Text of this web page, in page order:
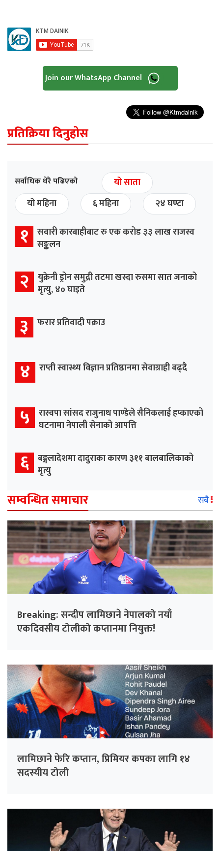
Join our WhatsApp Channel
प्रतिक्रिया दिनुहोस
सर्वाधिक धेरै पढिएको
यो साता
यो महिना
६ महिना २४ घण्टा
१
सवारी कारबाहीबाट रु एक करोड ३३ लाख राजस्व
सङ्कलन
२
युक्रेनी ड्रोन समुद्री तटमा खस्दा रुसमा सात जनाको
मृत्यु, ४० घाइते
३ फरार प्रतिवादी पक्राउ
४ राप्ती स्वास्थ्य विज्ञान प्रतिष्ठानमा सेवाग्राही बढ्दै
५
रास्वपा सांसद राजुनाथ पाण्डेले सैनिकलाई हप्काएको
घटनामा नेपाली सेनाको आपत्ति
६ बङ्गलादेशमा दादुराका कारण ३११ बालबालिकाको
मृत्यु
सम्वन्धित समाचार सबै
Breaking: सन्दीप लामिछाने नेपालको नयाँ
एकदिवसीय टोलीको कप्तानमा नियुक्त!
लामिछाने फेरि कप्तान, प्रिमियर कपका लागि १४
सदस्यीय टोली